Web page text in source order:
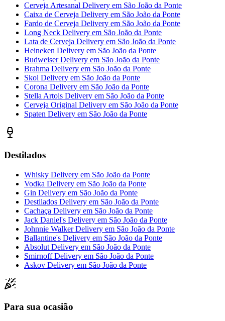
Cerveja Artesanal Delivery em São João da Ponte
Caixa de Cerveja Delivery em São João da Ponte
Fardo de Cerveja Delivery em São João da Ponte
Long Neck Delivery em São João da Ponte
Lata de Cerveja Delivery em São João da Ponte
Heineken Delivery em São João da Ponte
Budweiser Delivery em São João da Ponte
Brahma Delivery em São João da Ponte
Skol Delivery em São João da Ponte
Corona Delivery em São João da Ponte
Stella Artois Delivery em São João da Ponte
Cerveja Original Delivery em São João da Ponte
Spaten Delivery em São João da Ponte
Destilados
Whisky Delivery em São João da Ponte
Vodka Delivery em São João da Ponte
Gin Delivery em São João da Ponte
Destilados Delivery em São João da Ponte
Cachaça Delivery em São João da Ponte
Jack Daniel's Delivery em São João da Ponte
Johnnie Walker Delivery em São João da Ponte
Ballantine's Delivery em São João da Ponte
Absolut Delivery em São João da Ponte
Smirnoff Delivery em São João da Ponte
Askov Delivery em São João da Ponte
Para sua ocasião